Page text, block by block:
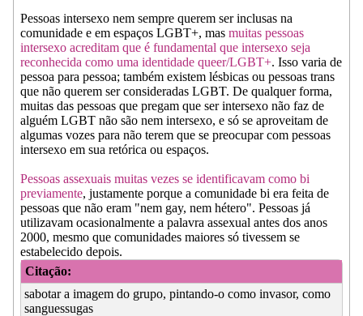
Pessoas intersexo nem sempre querem ser inclusas na
comunidade e em espaços LGBT+, mas muitas pessoas
intersexo acreditam que é fundamental que intersexo seja
reconhecida como uma identidade queer/LGBT+. Isso varia de
pessoa para pessoa; também existem lésbicas ou pessoas trans
que não querem ser consideradas LGBT. De qualquer forma,
muitas das pessoas que pregam que ser intersexo não faz de
alguém LGBT não são nem intersexo, e só se aproveitam de
algumas vozes para não terem que se preocupar com pessoas
intersexo em sua retórica ou espaços.
Pessoas assexuais muitas vezes se identificavam como bi
previamente, justamente porque a comunidade bi era feita de
pessoas que não eram "nem gay, nem hétero". Pessoas já
utilizavam ocasionalmente a palavra assexual antes dos anos
2000, mesmo que comunidades maiores só tivessem se
estabelecido depois.
Citação:
sabotar a imagem do grupo, pintando-o como invasor, como
sanguessugas